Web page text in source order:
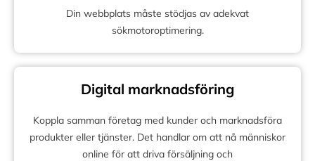
Din webbplats måste stödjas av adekvat
sökmotoroptimering.
Digital marknadsföring
Koppla samman företag med kunder och marknadsföra
produkter eller tjänster. Det handlar om att nå människor
online för att driva försäljning och